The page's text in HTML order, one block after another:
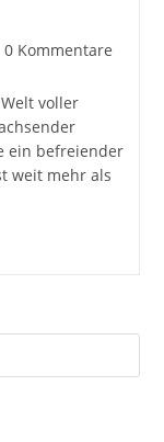
0 Kommentare
voller
ein befreiender
weit mehr als